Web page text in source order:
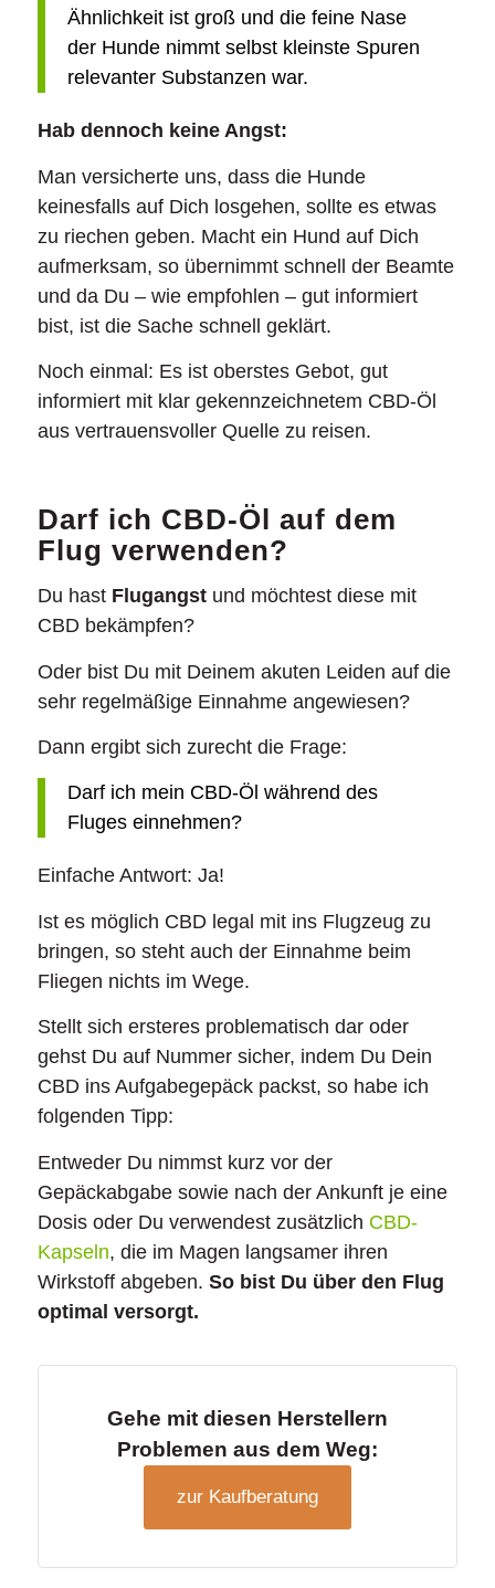
Ähnlichkeit ist groß und die feine Nase
der Hunde nimmt selbst kleinste Spuren
relevanter Substanzen war.
Hab dennoch keine Angst:
Man versicherte uns, dass die Hunde
keinesfalls auf Dich losgehen, sollte es etwas
zu riechen geben. Macht ein Hund auf Dich
aufmerksam, so übernimmt schnell der Beamte
und da Du – wie empfohlen – gut informiert
bist, ist die Sache schnell geklärt.
Noch einmal: Es ist oberstes Gebot, gut
informiert mit klar gekennzeichnetem CBD-Öl
aus vertrauensvoller Quelle zu reisen.
Darf ich CBD-Öl auf dem
Flug verwenden?
Du hast Flugangstund möchtest diese mit
CBD bekämpfen?
Oder bist Du mit Deinem akuten Leiden auf die
sehr regelmäßige Einnahme angewiesen?
Dann ergibt sich zurecht die Frage:
Darf ich mein CBD-Öl während des
Fluges einnehmen?
Einfache Antwort: Ja!
Ist es möglich CBD legal mit ins Flugzeug zu
bringen, so steht auch der Einnahme beim
Fliegen nichts im Wege.
Stellt sich ersteres problematisch dar oder
gehst Du auf Nummer sicher, indem Du Dein
CBD ins Aufgabegepäck packst, so habe ich
folgenden Tipp:
Entweder Du nimmst kurz vor der
Gepäckabgabe sowie nach der Ankunft je eine
Dosis oder Du verwendest zusätzlich CBD-
Kapseln, die im Magen langsamer ihren
Wirkstoff abgeben. So bist Du über den Flug
optimal versorgt.
Gehe mit diesen Herstellern
Problemen aus dem Weg:
zur Kaufberatung